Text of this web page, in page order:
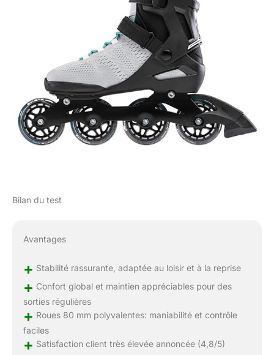
Bilan du test
Avantages
+ Stabilité rassurante, adaptée au loisir et à la reprise
+ Confort global et maintien appréciables pour des
sorties régulières
+ Roues 80 mm polyvalentes: maniabilité et contrôle
faciles
+ Satisfaction client très élevée annoncée (4,8/5)